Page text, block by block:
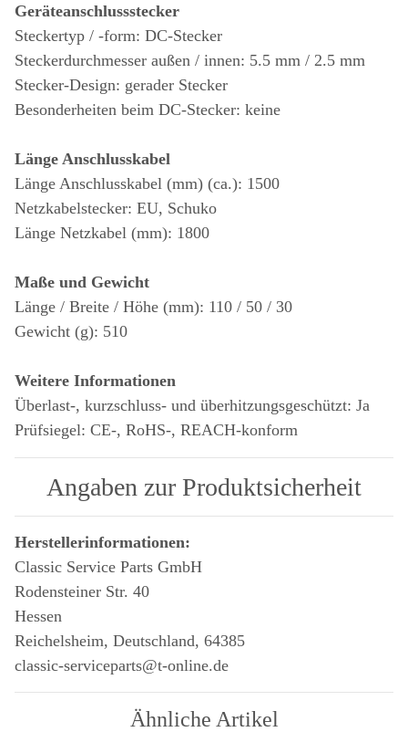
Geräteanschlussstecker
Steckertyp / -form: DC-Stecker
Steckerdurchmesser außen / innen: 5.5 mm / 2.5 mm
Stecker-Design: gerader Stecker
Besonderheiten beim DC-Stecker: keine
Länge Anschlusskabel
Länge Anschlusskabel (mm) (ca.): 1500
Netzkabelstecker: EU, Schuko
Länge Netzkabel (mm): 1800
Maße und Gewicht
Länge / Breite / Höhe (mm): 110 / 50 / 30
Gewicht (g): 510
Weitere Informationen
Überlast-, kurzschluss- und überhitzungsgeschützt: Ja
Prüfsiegel: CE-, RoHS-, REACH-konform
Angaben zur Produktsicherheit
Herstellerinformationen:
Classic Service Parts GmbH
Rodensteiner Str. 40
Hessen
Reichelsheim, Deutschland, 64385
classic-serviceparts@t-online.de
Ähnliche Artikel